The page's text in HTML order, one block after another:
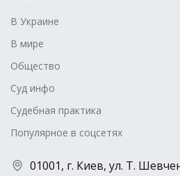
В Украине
В мире
Общество
Суд инфо
Судебная практика
Популярное в соцсетях
01001, г. Киев, ул. Т.